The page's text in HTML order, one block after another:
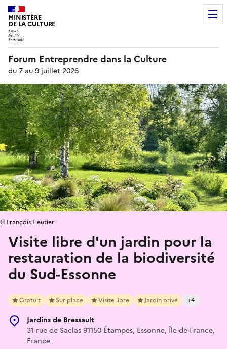
MINISTÈRE
DE LA CULTURE
Forum Entreprendre dans la Culture
du 7 au 9 juillet 2026
Visite libre d'un jardin pour la
restauration de la biodiversité
du Sud-Essonne
Gratuit Sur place Visite libre Jardin privé +4
Jardins de Bressault
31 rue de Saclas 91150 Étampes, Essonne, Île-de-France,
France
© François Lieutier